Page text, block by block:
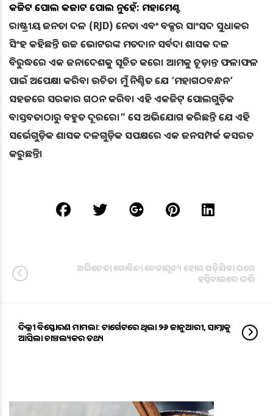
ଏକଜିଟ ପୋଲ ଏକଜାଟ ପୋଲ ନୁହେଁ: ମହାମେଣ୍ଟ
ରାଷ୍ଟ୍ରୀୟ ଜନତା ଦଳ (RJD) ନେତା ଏବଂ ବକ୍ସର ସାଂସଦ ସୁଧାକର
ସିଂହ କହିଛନ୍ତି ଉଚ୍ଚ ଭୋଟରଙ୍କ ମତଦାନ ସର୍ବଦା ଶାସକ ଦଳ
ବିରୁଦ୍ଧରେ ଏକ ଜନାଦେଶକୁ ସୂଚିତ କରେ। ଆମକୁ ଚୂଡ଼ାନ୍ତ ଫଳାଫଳ
ପାଇଁ ଅପେକ୍ଷା କରିବା ଉଚିତ। ମୁଁ ନିଶ୍ଚିତ ଯେ ‘ମହାଗଠବନ୍ଧନ’
ସହଜରେ ସରକାର ଗଠନ କରିବ। ଏହି ଏକଜିଟ୍ ପୋଲଗୁଡ଼ିକ
ବାସ୍ତବତାଠାରୁ ବହୁତ ଦୂରରେ।” ସେ ଅଭିଯୋଗ କରିଛନ୍ତି ଯେ ଏହି
ସର୍ଭେଗୁଡ଼ିକ ଶାସକ ଦଳଗୁଡ଼ିକ ସପକ୍ଷରେ ଏକ ଜନସମ୍ପର୍କ କସରତ
କରୁଛନ୍ତି।
ଅଭିନେତା ଗୋବିନ୍ଦା ଚେତାଶୂନ୍ୟ ହୋଇ ପଡ଼ିଯିବା ପରେ
ହସ୍ପିଟାଲରେ ଭର୍ତ୍ତି
ଦିଲ୍ଲୀ ବିସ୍ଫୋରଣ ମାମଲା: ଟାର୍ଗେଟରେ ଥିଲା ୨୬ ଜାନୁଆରୀ, ସାମ୍ନାକୁ
ଆସିଲା ଚାଞ୍ଚଲ୍ୟକର ତଥ୍ୟ